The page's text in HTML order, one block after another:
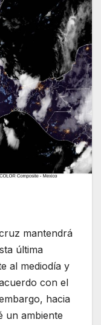
mantendrá
última
al mediodía y
con el
hacia
un ambiente